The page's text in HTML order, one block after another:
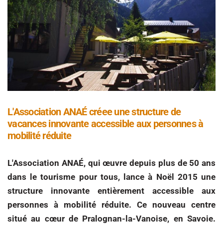
L'Association ANAÉ créee une structure de
vacances innovante accessible aux personnes à
mobilité réduite
L'Association ANAÉ, qui œuvre depuis plus de 50 ans
dans le tourisme pour tous, lance à Noël 2015 une
structure innovante entièrement accessible aux
personnes à mobilité réduite. Ce nouveau centre
situé au cœur de Pralognan-la-Vanoise, en Savoie.